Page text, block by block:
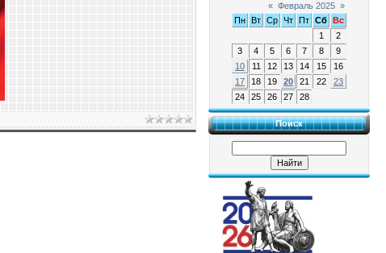
« Февраль 2025 »
Пн Вт Ср Чт Пт Сб Вс
1
2
3
4 5 6 7 8
9
10
11 12 13 14 15
16
17
18 19 20 21 22
23
24
25 26 27 28
Поиск